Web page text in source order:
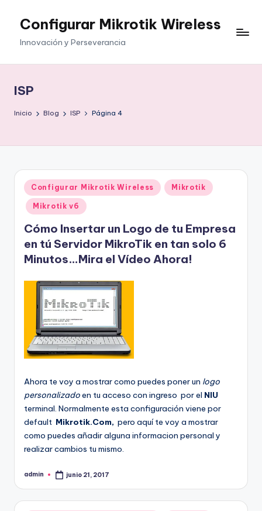
SaltarConfigurar Mikrotik Wireless
Innovación y Perseverancia
ISP
Inicio Blog ISP Página 4
Publicado
en
Configurar Mikrotik Wireless Mikrotik
Mikrotik v6
Cómo Insertar un Logo de tu Empresa
en tú Servidor MikroTik en tan solo 6
Minutos…Mira el Vídeo Ahora!
Ahora te voy a mostrar como puedes poner un logo
personalizadoen tu acceso con ingreso por el NIU
terminal. Normalmente esta configuración viene por
default Mikrotik.Com, pero aquí te voy a mostrar
como puedes añadir alguna informacion personal y
realizar cambios tu mismo.
Publicado
admin junio 21, 2017